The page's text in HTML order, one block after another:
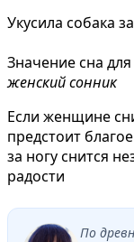
Укусила собака
Значение сна
женский сонник
Если женщине
предстоит
за ногу снится
радости
По